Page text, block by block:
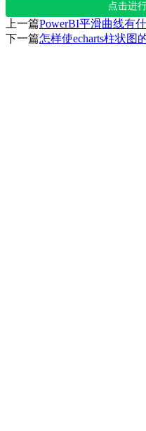
点击进
上一篇PowerBI平滑曲线有
下一篇怎样使echarts柱状图